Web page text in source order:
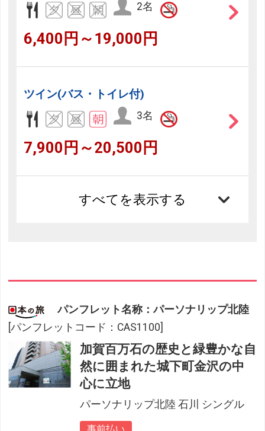
2名
6,400円～19,000円
ツイン(バス・トイレ付)
3名
7,900円～20,500円
すべてを表示する
パンフレット名称：パーソナリップ北陸
[パンフレットコード：CAS1100]
加賀百万石の歴史と緑豊かな自
然に囲まれた城下町金沢の中
心に立地
パーソナリップ北陸 石川 シングル